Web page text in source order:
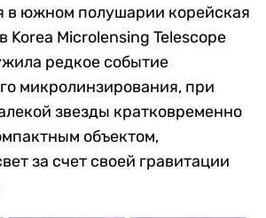
в южном полушарии корейская
Korea Microlensing Telescope
редкое событие
микролинзирования, при
звезды кратковременно
объектом,
за счет своей гравитации